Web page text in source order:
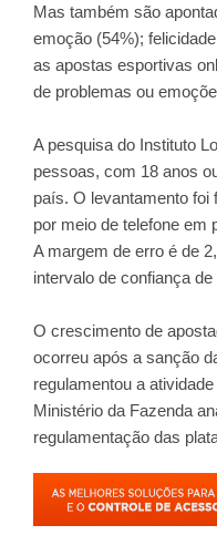
Mas também são
emoção (54%);
as apostas esportivas
de problemas ou
A pesquisa do Instituto
pessoas, com 18 anos
país. O levantamento foi
por meio de telefone em
A margem de erro é de
intervalo de confiança de
O crescimento de
ocorreu após a sanção
regulamentou a
Ministério da Fazenda
regulamentação das